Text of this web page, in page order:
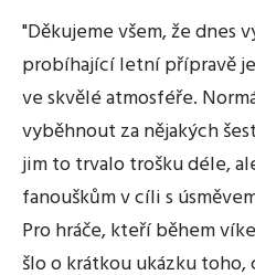
"Děkujeme všem, že dnes
probíhající letní přípravě
ve skvělé atmosféře.
vyběhnout za nějakých
jim to trvalo trošku déle,
fanouškům v cíli s
Pro hráče, kteří během
šlo o krátkou ukázku